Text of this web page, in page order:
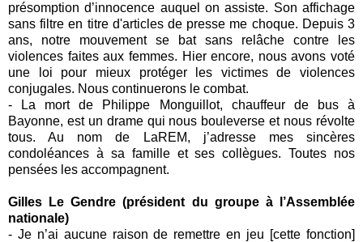
présomption d’innocence auquel on assiste. Son affichage
sans filtre en titre d'articles de presse me choque. Depuis 3
ans, notre mouvement se bat sans relâche contre les
violences faites aux femmes. Hier encore, nous avons voté
une loi pour mieux protéger les victimes de violences
conjugales. Nous continuerons le combat.
-
La mort de Philippe Monguillot, chauffeur de bus à
Bayonne, est un drame qui nous bouleverse et nous révolte
tous. Au nom de LaREM, j’adresse mes sincères
condoléances à sa famille et ses collègues. Toutes nos
pensées les accompagnent.
Gilles Le Gendre (président du groupe à l’Assemblée
nationale)
- Je n’ai aucune raison de remettre en jeu [cette fonction]